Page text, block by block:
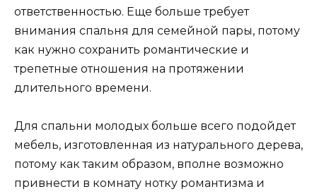
ответственностью. Еще больше требует
внимания спальня для семейной пары, потому
как нужно сохранить романтические и
трепетные отношения на протяжении
длительного времени.
Для спальни молодых больше всего подойдет
мебель, изготовленная из натурального дерева,
потому как таким образом, вполне возможно
привнести в комнату нотку романтизма и